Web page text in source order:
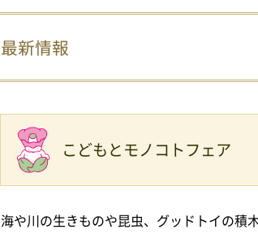
最新情報
こどもとモノコトフェア
海や川の生きものや昆虫、グッドトイの積